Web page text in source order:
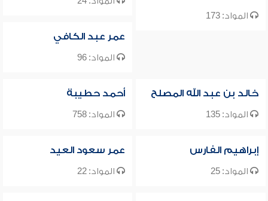
المواد: 173
عمر عبد الكافي
المواد: 96
خالد بن عبد الله المصلح
المواد: 135
أحمد حطيبة
المواد: 758
إبراهيم الفارس
المواد: 25
عمر سعود العيد
المواد: 22